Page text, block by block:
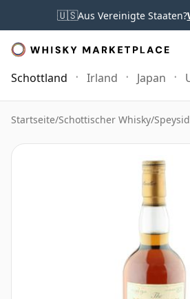
🇺🇸Aus Vereinigte Staaten?
Schottland Irland Japan
Startseite/Schottischer Whisky/